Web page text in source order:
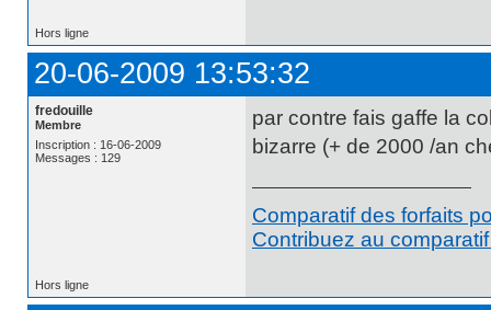
Hors ligne
20-06-2009 13:53:32
fredouille
Membre
Inscription : 16-06-2009
Messages : 129
par contre fais gaffe la
bizarre (+ de 2000 /an
Comparatif des forfaits
Contribuez au
Hors ligne